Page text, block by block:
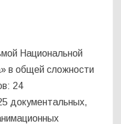
Национальной
в общей сложности
24
документальных,